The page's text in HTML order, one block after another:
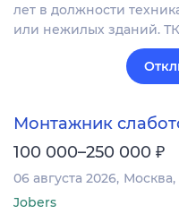
лет в должности
или нежилых зданий.
Монтажник
100 000–250 000 ₽
06 августа 2026 Москва
Jobers